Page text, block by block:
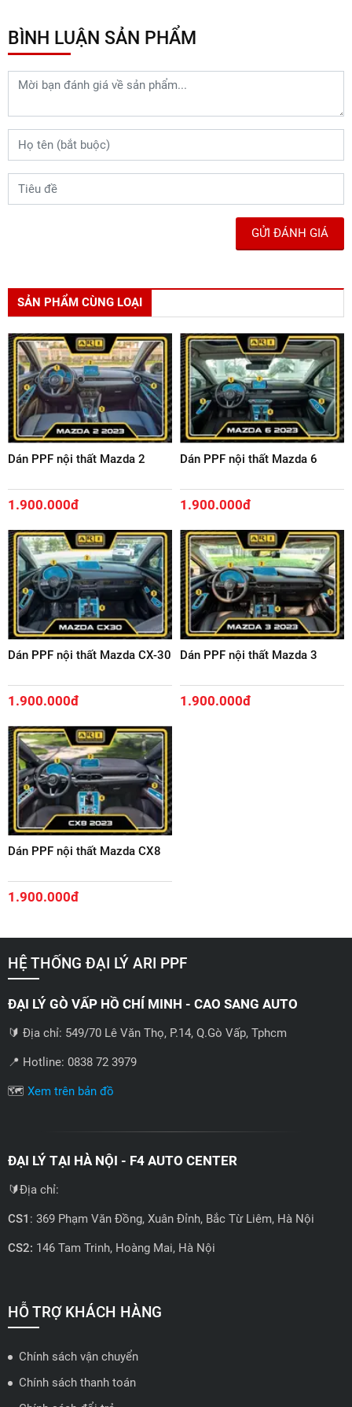
BÌNH LUẬN SẢN PHẨM
GỬI ĐÁNH GIÁ
SẢN PHẨM CÙNG LOẠI
Dán PPF nội thất Mazda 2
1.900.000đ
Dán PPF nội thất Mazda 6
1.900.000đ
Dán PPF nội thất Mazda CX-30
1.900.000đ
Dán PPF nội thất Mazda 3
1.900.000đ
Dán PPF nội thất Mazda CX8
1.900.000đ
HỆ THỐNG ĐẠI LÝ ARI PPF
ĐẠI LÝ GÒ VẤP HỒ CHÍ MINH - CAO SANG AUTO
🔰 Địa chỉ: 549/70 Lê Văn Thọ, P.14, Q.Gò Vấp, Tphcm
📍 Hotline: 0838 72 3979
🗺️ Xem trên bản đồ
ĐẠI LÝ TẠI HÀ NỘI - F4 AUTO CENTER
🔰Địa chỉ:
CS1 : 369 Phạm Văn Đồng, Xuân Đỉnh, Bắc Từ Liêm, Hà Nội
CS2: 146 Tam Trinh, Hoàng Mai, Hà Nội
🗺️Xem trên bản đồ
ĐẠI LÝ QUẬN 2 HCM - HẢI TRIỀU AUTO
HỖ TRỢ KHÁCH HÀNG
Chính sách vận chuyển
Chính sách thanh toán